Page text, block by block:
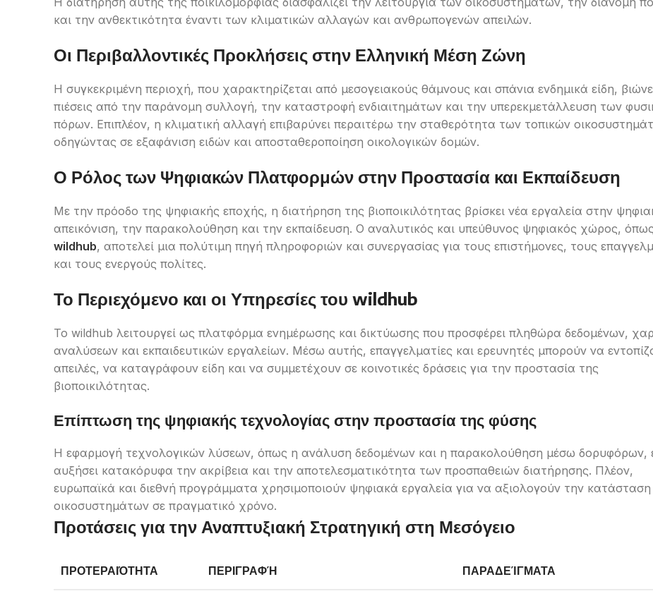
και την ανθεκτικότητα έναντι των κλιματικών αλλαγών και ανθρωπογενών απειλών.
Οι Περιβαλλοντικές Προκλήσεις στην Ελληνική Μέση Ζώνη
Η συγκεκριμένη περιοχή, που χαρακτηρίζεται από μεσογειακούς θάμνους και σπάνια ενδημικά είδη,
πιέσεις από την παράνομη συλλογή, την καταστροφή ενδιαιτημάτων και την υπερεκμετάλλευση των
πόρων. Επιπλέον, η κλιματική αλλαγή επιβαρύνει περαιτέρω την σταθερότητα των τοπικών
οδηγώντας σε εξαφάνιση ειδών και αποσταθεροποίηση οικολογικών δομών.
Ο Ρόλος των Ψηφιακών Πλατφορμών στην Προστασία και Εκπαίδευση
Με την πρόοδο της ψηφιακής εποχής, η διατήρηση της βιοποικιλότητας βρίσκει νέα εργαλεία στην
απεικόνιση, την παρακολούθηση και την εκπαίδευση. Ο αναλυτικός και υπεύθυνος ψηφιακός χώρος,
wildhub, αποτελεί μια πολύτιμη πηγή πληροφοριών και συνεργασίας για τους επιστήμονες, τους
και τους ενεργούς πολίτες.
Το Περιεχόμενο και οι Υπηρεσίες του wildhub
Το wildhub λειτουργεί ως πλατφόρμα ενημέρωσης και δικτύωσης που προσφέρει πληθώρα δεδομένων,
αναλύσεων και εκπαιδευτικών εργαλείων. Μέσω αυτής, επαγγελματίες και ερευνητές μπορούν να
απειλές, να καταγράφουν είδη και να συμμετέχουν σε κοινοτικές δράσεις για την προστασία της
βιοποικιλότητας.
Επίπτωση της ψηφιακής τεχνολογίας στην προστασία της φύσης
Η εφαρμογή τεχνολογικών λύσεων, όπως η ανάλυση δεδομένων και η παρακολούθηση μέσω δορυφόρων,
αυξήσει κατακόρυφα την ακρίβεια και την αποτελεσματικότητα των προσπαθειών διατήρησης. Πλέον,
ευρωπαϊκά και διεθνή προγράμματα χρησιμοποιούν ψηφιακά εργαλεία για να αξιολογούν την
οικοσυστημάτων σε πραγματικό χρόνο.
Προτάσεις για την Αναπτυξιακή Στρατηγική στη Μεσόγειο
ΠΡΟΤΕΡΑΙΌΤΗΤΑ ΠΕΡΙΓΡΑΦΉ ΠΑΡΑΔΕΊΓΜΑΤΑ